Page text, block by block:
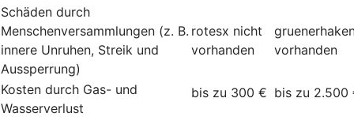
Schäden durch
Menschenversammlungen (z. B.
innere Unruhen, Streik und
Aussperrung)
rotesx nicht
vorhanden
vorhanden
Kosten durch Gas- und
Wasserverlust
bis zu 300 € bis zu 2.500